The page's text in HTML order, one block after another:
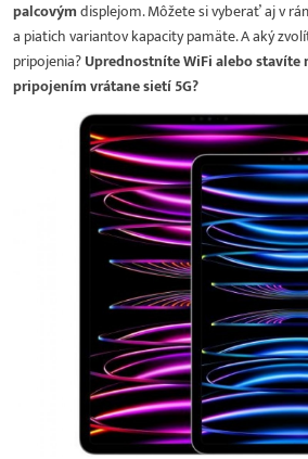
palcovýmdisplejom. Môžete si vyberať aj v
a piatich variantov kapacity pamäte. A aký
pripojenia?Uprednostníte WiFi alebo stavíte
pripojením vrátane sietí 5G?